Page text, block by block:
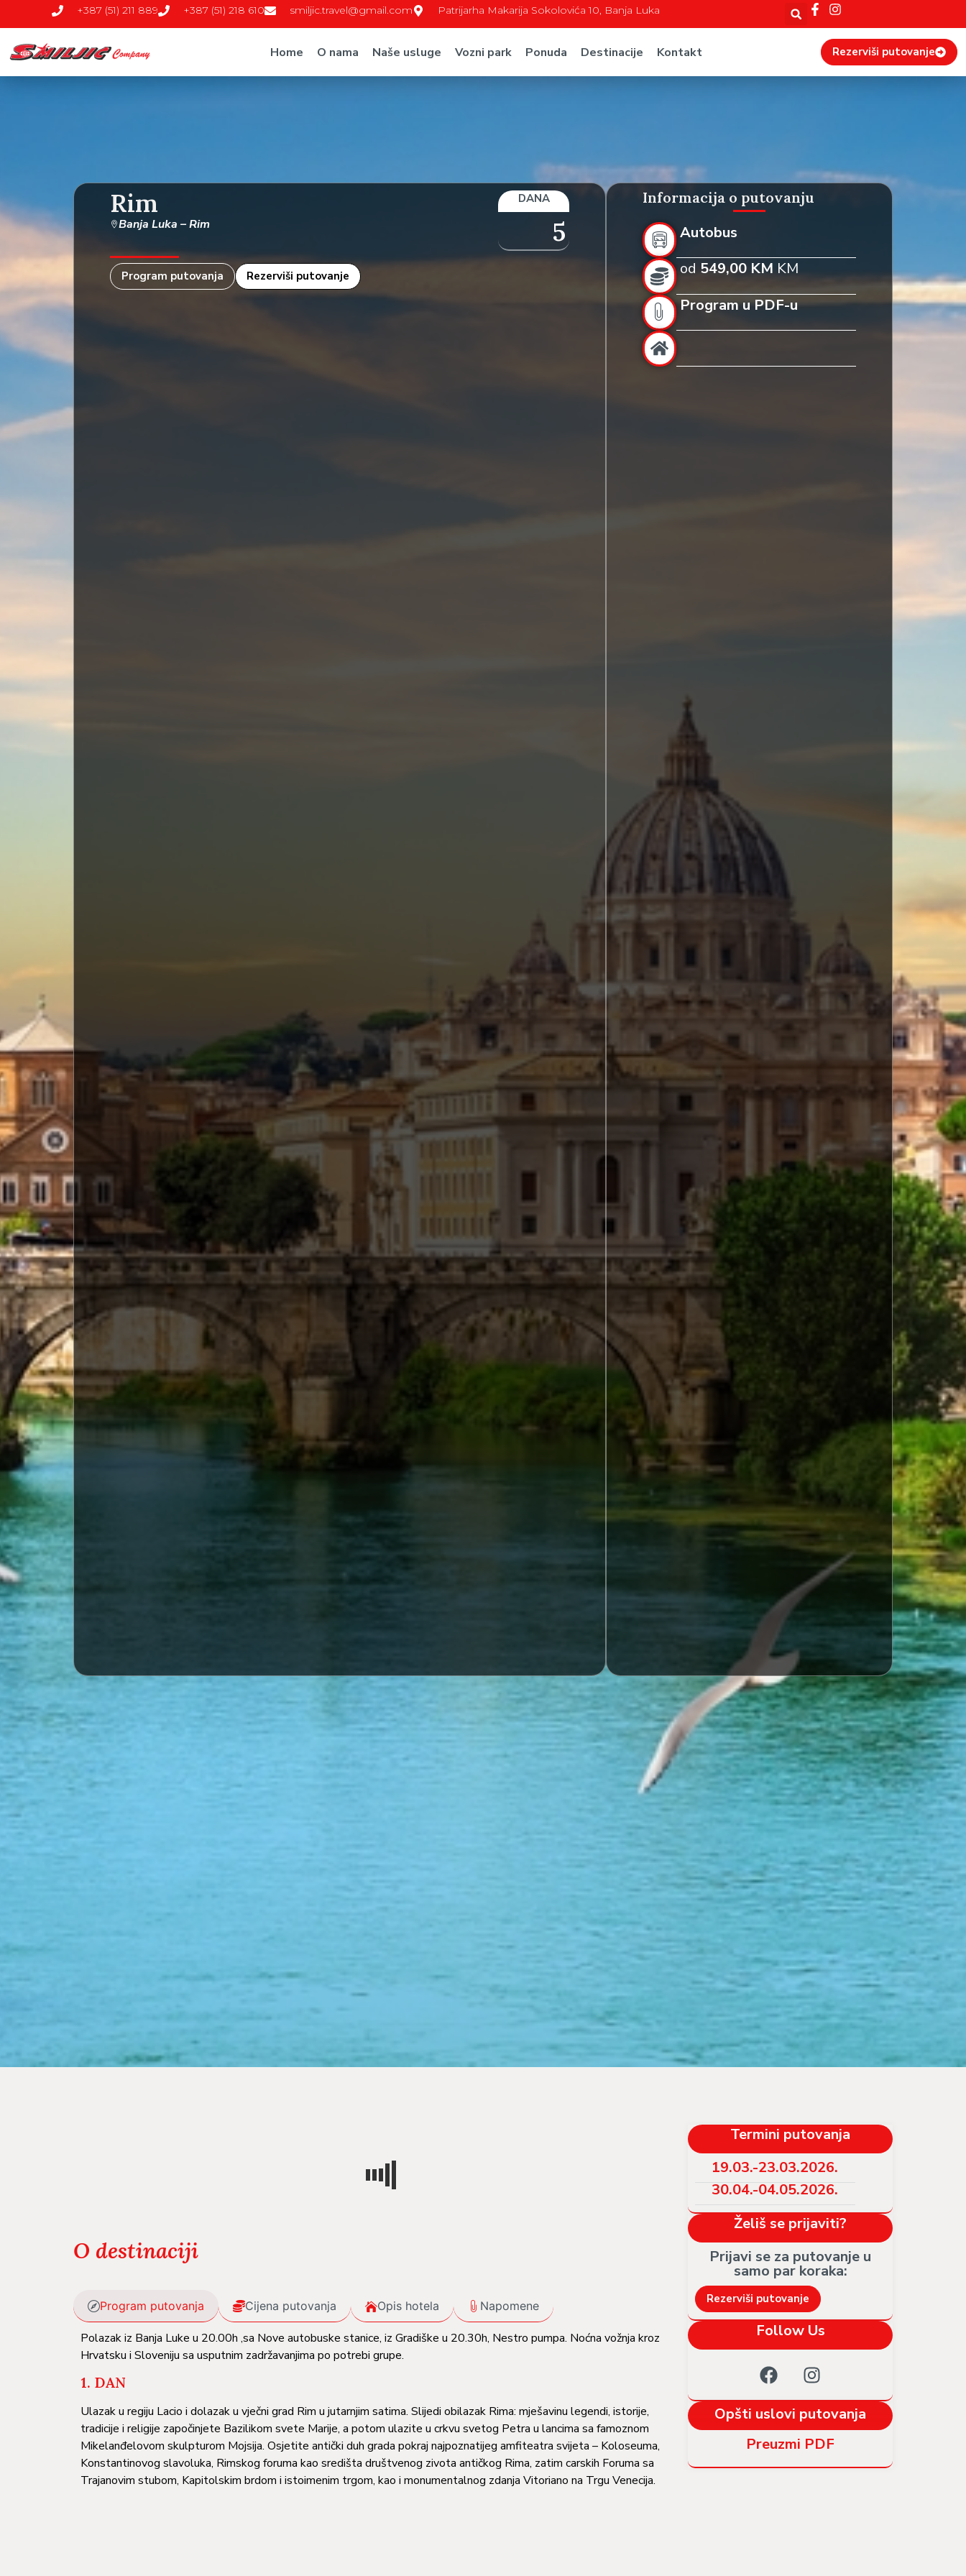
+387 (51) 211 889 +387 (51) 218 610 smiljic.travel@gmail.com Patrijarha Makarija Sokolovića 10, Banja Luka
Home O nama Naše usluge Vozni park Ponuda Destinacije Kontakt Rezerviši putovanje
Rim
Banja Luka – Rim
DANA
5
Program putovanja Rezerviši putovanje
Informacija o putovanju
Autobus
od 549,00 KM KM
Program u PDF-u
O destinaciji
Program putovanja Cijena putovanja Opis hotela Napomene
Polazak iz Banja Luke u 20.00h ,sa Nove autobuske stanice, iz Gradiške u 20.30h, Nestro pumpa. Noćna vožnja kroz
Hrvatsku i Sloveniju sa usputnim zadržavanjima po potrebi grupe.
1. DAN
Ulazak u regiju Lacio i dolazak u vječni grad Rim u jutarnjim satima. Slijedi obilazak Rima: mješavinu legendi, istorije,
tradicije i religije započinjete Bazilikom svete Marije, a potom ulazite u crkvu svetog Petra u lancima sa famoznom
Mikelanđelovom skulpturom Mojsija. Osjetite antički duh grada pokraj najpoznatijeg amfiteatra svijeta – Koloseuma,
Konstantinovog slavoluka, Rimskog foruma kao središta društvenog zivota antičkog Rima, zatim carskih Foruma sa
Trajanovim stubom, Kapitolskim brdom i istoimenim trgom, kao i monumentalnog zdanja Vitoriano na Trgu Venecija.
Termini putovanja
19.03.-23.03.2026.
30.04.-04.05.2026.
Želiš se prijaviti?
Prijavi se za putovanje u
samo par koraka:​
Rezerviši putovanje
Follow Us
Opšti uslovi putovanja
Preuzmi PDF